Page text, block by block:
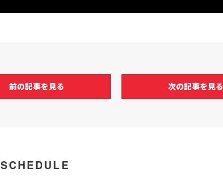
前の記事を見る 次の記事を見る
SCHEDULE